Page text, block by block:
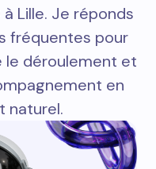
Lille. Je réponds
fréquentes pour
le déroulement et
en
naturel.